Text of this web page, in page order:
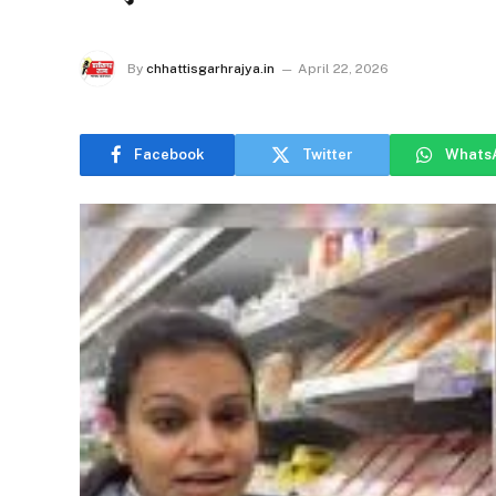
By chhattisgarhrajya.in April 22, 2026
Facebook Twitter